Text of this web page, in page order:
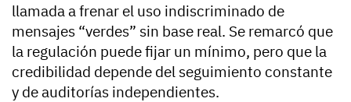
llamada a frenar el uso indiscriminado de
mensajes “verdes” sin base real. Se remarcó que
la regulación puede fijar un mínimo, pero que la
credibilidad depende del seguimiento constante
y de auditorías independientes.